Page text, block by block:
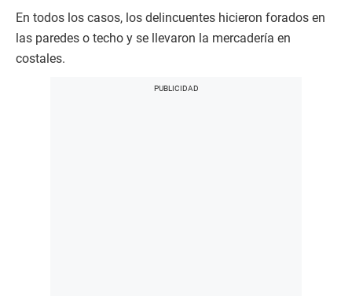
En todos los casos, los delincuentes hicieron forados en
las paredes o techo y se llevaron la mercadería en
costales.